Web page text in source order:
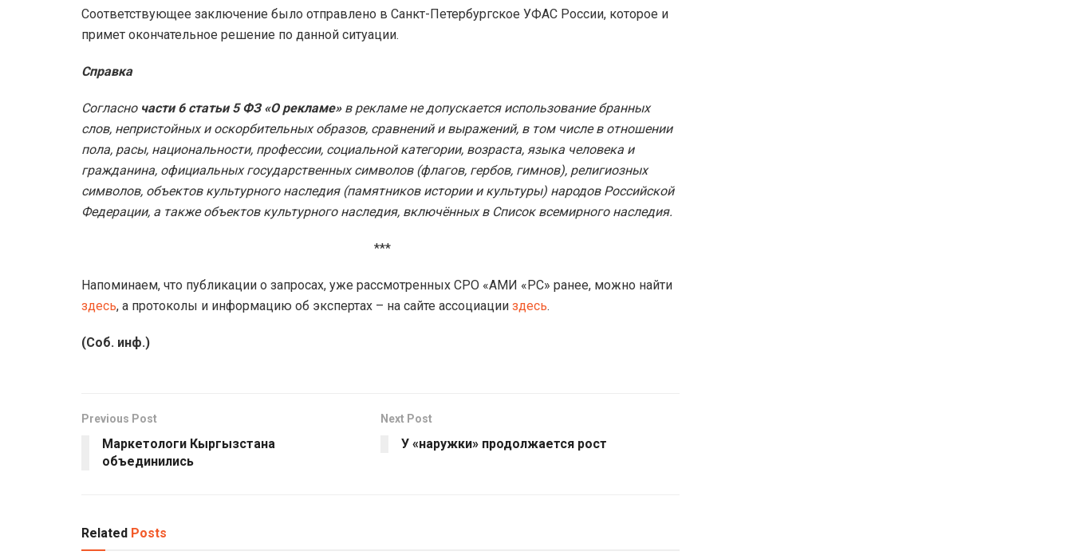
Соответствующее заключение было отправлено в Санкт-Петербургское УФАС России, которое и
примет окончательное решение по данной ситуации.
Справка
Согласно части 6 статьи 5 ФЗ «О рекламе» в рекламе не допускается использование бранных
слов, непристойных и оскорбительных образов, сравнений и выражений, в том числе в отношении
пола, расы, национальности, профессии, социальной категории, возраста, языка человека и
гражданина, официальных государственных символов (флагов, гербов, гимнов), религиозных
символов, объектов культурного наследия (памятников истории и культуры) народов Российской
Федерации, а также объектов культурного наследия, включённых в Список всемирного наследия.
***
Напоминаем, что публикации о запросах, уже рассмотренных СРО «АМИ «РС» ранее, можно найти
здесь, а протоколы и информацию об экспертах – на сайте ассоциации здесь.
(Соб. инф.)
Previous Post
Маркетологи Кыргызстана
объединились
Next Post
У «наружки» продолжается рост
Related Posts